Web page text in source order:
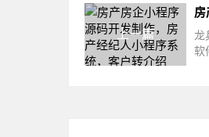
上一篇
龙
软